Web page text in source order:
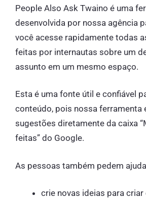
People Also Ask Twaino é uma
desenvolvida por nossa agência
você acesse rapidamente todas
feitas por internautas sobre um
assunto em um mesmo espaço.
Esta é uma fonte útil e confiável
conteúdo, pois nossa ferramenta
sugestões diretamente da caixa
feitas” do Google.
As pessoas também pedem
crie novas ideias para